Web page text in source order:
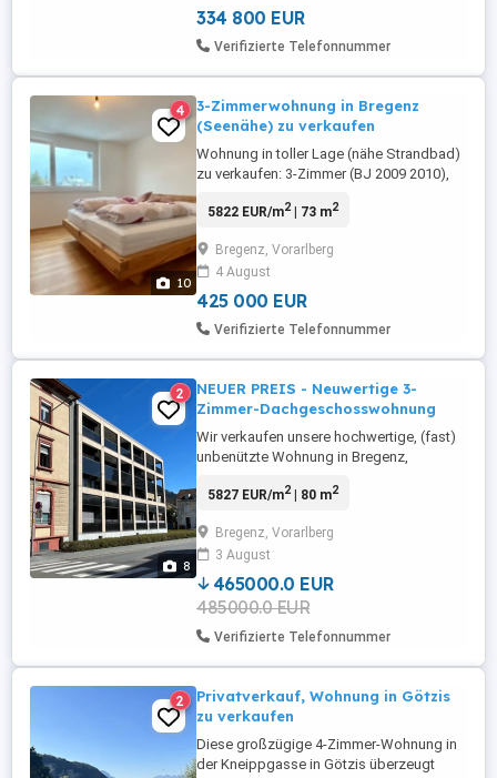
kostengünstige Erdwärmepumpe +
334 800 EUR
Verifizierte Telefonnummer
10
4
3-Zimmerwohnung in Bregenz
(Seenähe) zu verkaufen
Wohnung in toller Lage (nähe Strandbad)
zu verkaufen: 3-Zimmer (BJ 2009 2010),
Kellerabteil ca 6m2 sowie eigenem
Wohnung befindet sich in einem guten
Zustand und wird derzeit vermietet.
Strandbad Seepromenade Bahnhof ist
5822 EUR/m2| 73 m2
Bregenz, Vorarlberg
4 August
425 000 EUR
Verifizierte Telefonnummer
8
2
NEUER PREIS - Neuwertige 3-
Zimmer-Dachgeschosswohnung
Wir verkaufen unsere hochwertige, (fast)
unbenützte Wohnung in Bregenz,
Stadtzentrum, Bahnhof und Bodensee).
behindertengerecht ausgestattet, der
Balkon ist südseitig ausgerichtet. Die
moderne Küche, das Kellerabteil und der
...
5827 EUR/m2| 80 m2
Bregenz, Vorarlberg
3 August
465000.0 EUR
485000.0 EUR
Verifizierte Telefonnummer
2
Privatverkauf, Wohnung in Götzis
zu verkaufen
Diese großzügige 4-Zimmer-Wohnung in
der Kneippgasse in Götzis überzeugt